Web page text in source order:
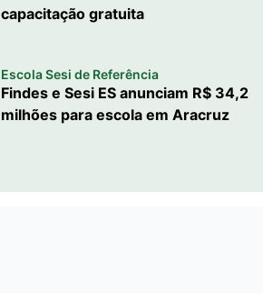
capacitação gratuita
Escola Sesi de Referência
Findes e Sesi ES anunciam R$ 34,2
milhões para escola em Aracruz